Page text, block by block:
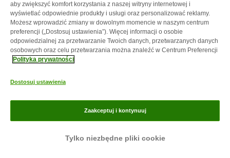
5 min
Jak to możliwe, że śpi do góry nogami?
aby zwiększyć komfort korzystania z naszej witryny internetowej i
wyświetlać odpowiednie produkty i usługi oraz personalizować reklamy.
Możesz wprowadzić zmiany w dowolnym momencie w naszym centrum
preferencji („Dostosuj ustawienia”). Więcej informacji o osobie
odpowiedzialnej za przetwarzanie Twoich danych, przetwarzanych danych
osobowych oraz celu przetwarzania można znaleźć w Centrum Preferencji
Polityka prywatności
Dostosuj ustawienia
Tylko niezbędne pliki cookie
Zaakceptuj i kontynuuj